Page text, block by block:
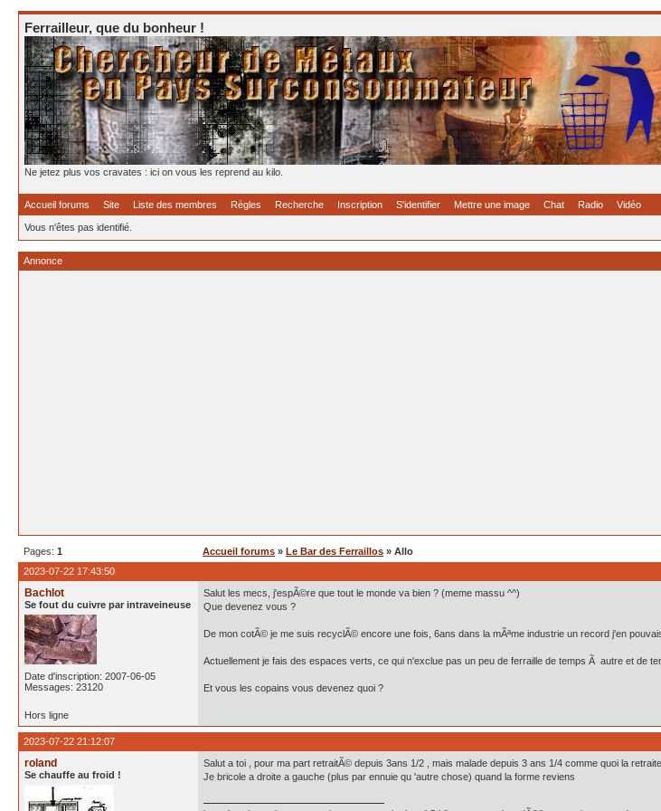
Ferrailleur, que du bonheur !
Ne jetez plus vos cravates : ici on vous les reprend au kilo.
Accueil forums Site Liste des membres Règles Recherche Inscription S'identifier Mettre une image Chat Radio Vidéo
Vous n'êtes pas identifié.
Annonce
Pages: 1 Accueil forums » Le Bar des Ferraillos » Allo
2023-07-22 17:43:50
Bachlot
Se fout du cuivre par intraveineuse
Date d'inscription: 2007-06-05
Messages: 23120
Salut les mecs, j'espÃ©re que tout le monde va bien ? (meme massu ^^)
Que devenez vous ?
De mon cotÃ© je me suis recyclÃ© encore une fois, 6ans dans la mÃªme industrie un record j'en
Actuellement je fais des espaces verts, ce qui n'exclue pas un peu de ferraille de temps Ã autre et de
Et vous les copains vous devenez quoi ?
Hors ligne
2023-07-22 21:12:07
roland
Se chauffe au froid !
Salut a toi , pour ma part retraitÃ© depuis 3ans 1/2 , mais malade depuis 3 ans 1/4 comme quoi la
Je bricole a droite a gauche (plus par ennuie qu 'autre chose) quand la forme reviens